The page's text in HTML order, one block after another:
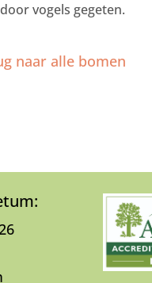
vogels gegeten.
naar alle bomen